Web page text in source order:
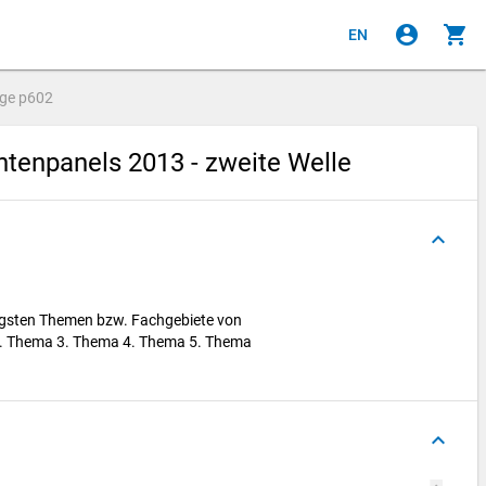
EN account_circle shopping_cart
p602
2013 - zweite Welle
keyboard_arrow_up
Themen bzw. Fachgebiete von
3. Thema 4. Thema 5. Thema
keyboard_arrow_up